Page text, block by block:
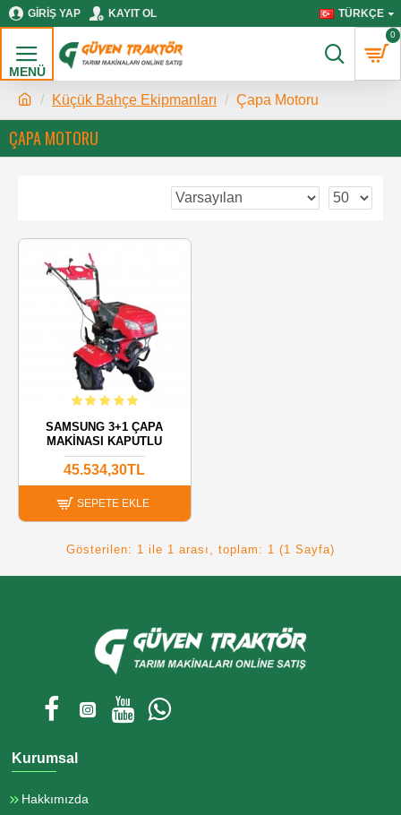
GIRIŞ YAP KAYIT OL TÜRKÇE
0
Küçük Bahçe Ekipmanları Çapa Motoru
ÇAPA MOTORU
SAMSUNG 3+1 ÇAPA
MAKINASI KAPUTLU
45.534,30TL
SEPETE EKLE
Gösterilen: 1 ile 1 arası, toplam: 1 (1 Sayfa)
Kurumsal
Hakkımızda